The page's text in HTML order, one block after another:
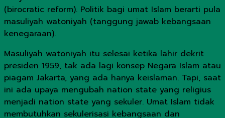
(birocratic reform). Politik bagi umat Islam berarti pula
masuliyah watoniyah (tanggung jawab kebangsaan
kenegaraan).
Masuliyah watoniyah itu selesai ketika lahir dekrit
presiden 1959, tak ada lagi konsep Negara Islam atau
piagam Jakarta, yang ada hanya keislaman. Tapi, saat
ini ada upaya mengubah nation state yang religius
menjadi nation state yang sekuler. Umat Islam tidak
membutuhkan sekulerisasi kebangsaan dan